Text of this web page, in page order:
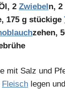
2 Zwiebeln, 2
175 g stückige
zehen,
mit Salz und
Fleisch legen